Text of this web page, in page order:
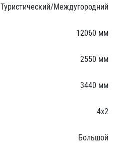
Туристический/Междугородний
12060 мм
2550 мм
3440 мм
4х2
Большой